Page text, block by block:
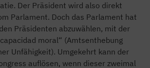
Der Präsident wird also direkt
Parlament. Doch das Parlament hat
Präsidenten abzuwählen, mit der
moral“ (Amtsenthebung
Unfähigkeit). Umgekehrt kann der
auflösen, wenn dieser zweimal